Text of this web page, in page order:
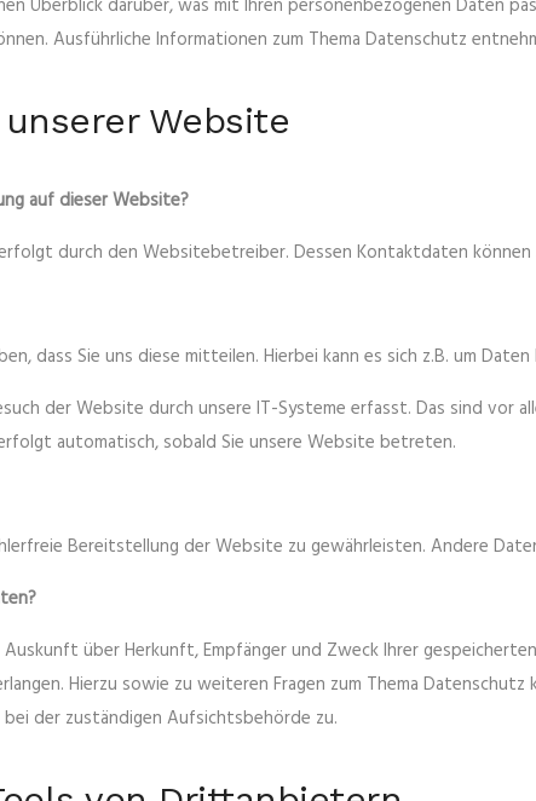
Überblick darüber, was mit Ihren personenbezogenen Daten
Ausführliche Informationen zum Thema Datenschutz
Website
auf dieser Website?
durch den Websitebetreiber. Dessen Kontaktdaten können
dass Sie uns diese mitteilen. Hierbei kann es sich z.B. um
der Website durch unsere IT-Systeme erfasst. Das sind vor
automatisch, sobald Sie unsere Website betreten.
Bereitstellung der Website zu gewährleisten. Andere
über Herkunft, Empfänger und Zweck Ihrer
Hierzu sowie zu weiteren Fragen zum Thema
der zuständigen Aufsichtsbehörde zu.